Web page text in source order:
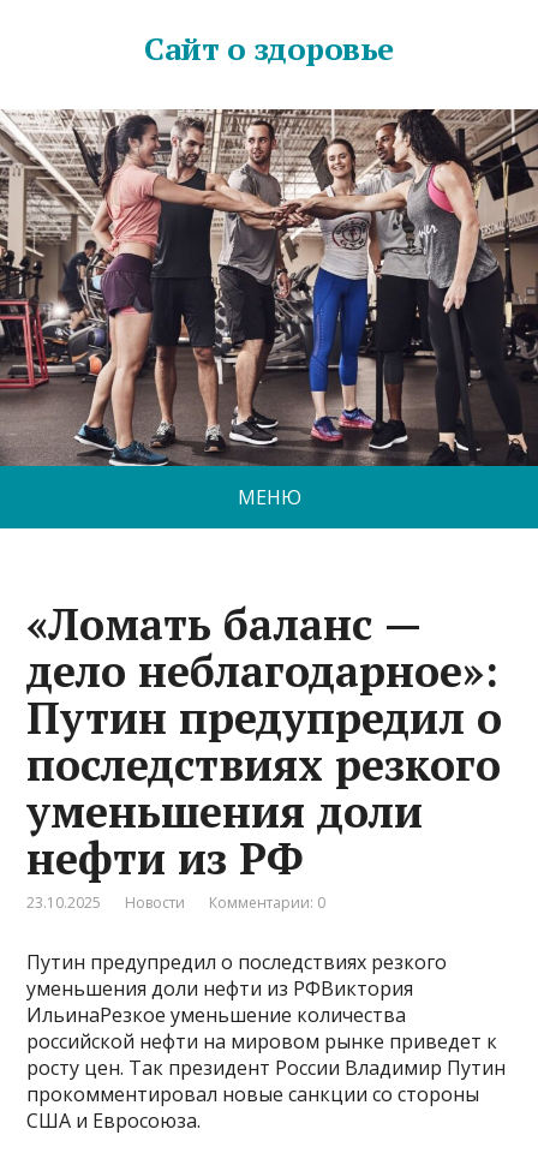
Сайт о здоровье
МЕНЮ
«Ломать баланс —
дело неблагодарное»:
Путин предупредил о
последствиях резкого
уменьшения доли
нефти из РФ
23.10.2025 Новости Комментарии: 0
Путин предупредил о последствиях резкого
уменьшения доли нефти из РФВиктория
ИльинаРезкое уменьшение количества
российской нефти на мировом рынке приведет к
росту цен. Так президент России Владимир Путин
прокомментировал новые санкции со стороны
США и Евросоюза.